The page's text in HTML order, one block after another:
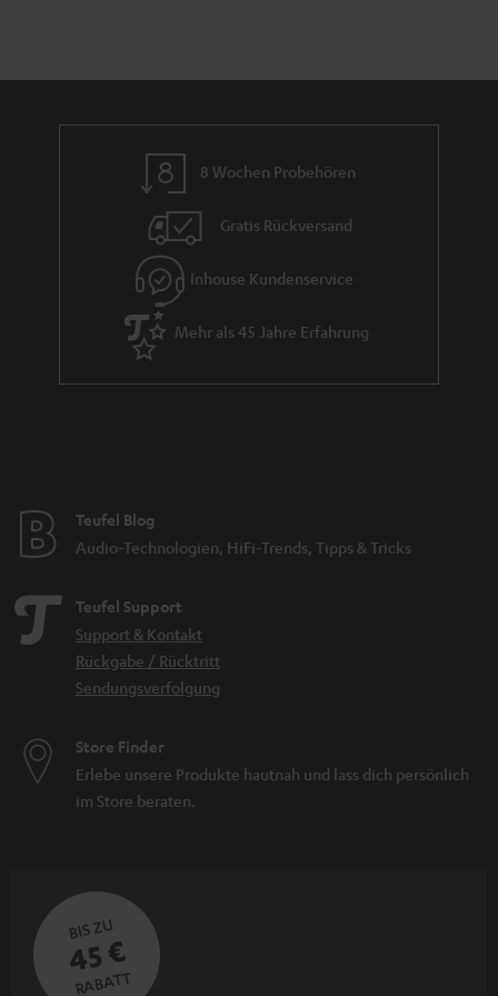
8 Wochen Probehören
Gratis Rückversand
Inhouse Kundenservice
Mehr als 45 Jahre Erfahrung
Teufel Blog
Audio-Technologien, HiFi-Trends, Tipps & Tricks
Teufel Support
Support & Kontakt
Rückgabe / Rücktritt
Sendungsverfolgung
Store Finder
Erlebe unsere Produkte hautnah und lass dich persönlich
im Store beraten.
BIS ZU
45 €
RABATT